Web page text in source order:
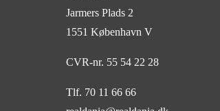
Jarmers Plads 2
1551 København V
CVR-nr. 55 54 22 28
Tlf. 70 11 66 66